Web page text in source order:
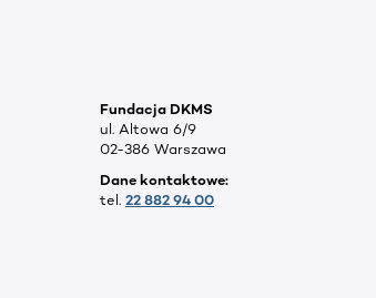
Fundacja DKMS
ul. Altowa 6/9
02-386 Warszawa
Dane kontaktowe:
tel. 22 882 94 00